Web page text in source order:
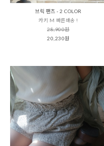
브릭 팬츠 - 2 COLOR
카키 M 빠른배송 !
28,900원
20,230원